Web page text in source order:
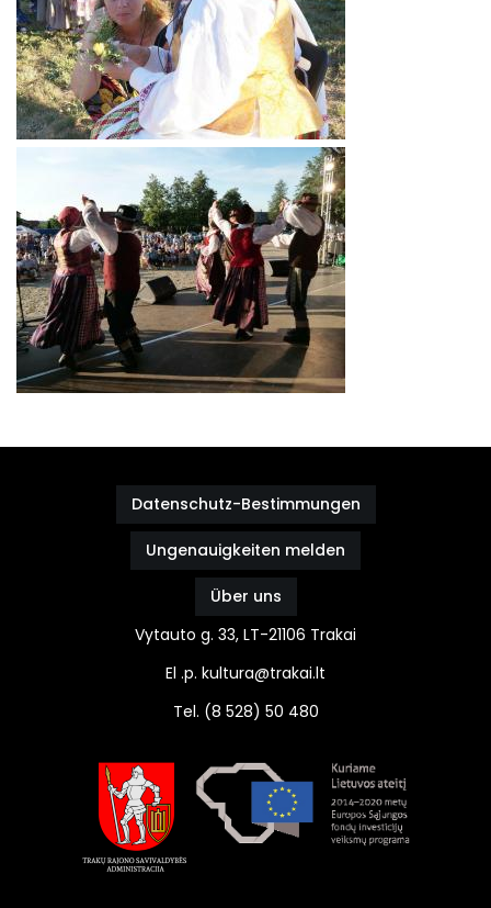
Datenschutz-Bestimmungen
Ungenauigkeiten melden
Über uns
Vytauto g. 33, LT-21106 Trakai
El .p. kultura@trakai.lt
Tel. (8 528) 50 480